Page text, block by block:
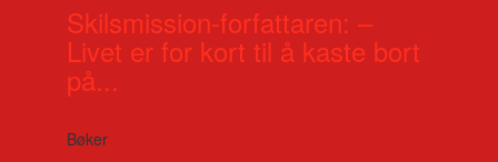
Skilsmission-forfattaren: –
Livet er for kort til å kaste bort
på...
Bøker